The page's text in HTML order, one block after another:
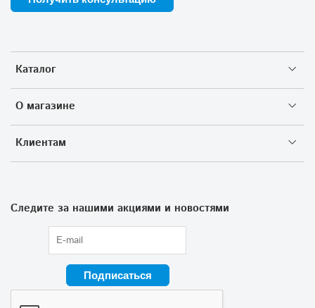
Каталог
О магазине
Клиентам
Следите за нашими акциями и новостями
Подписаться